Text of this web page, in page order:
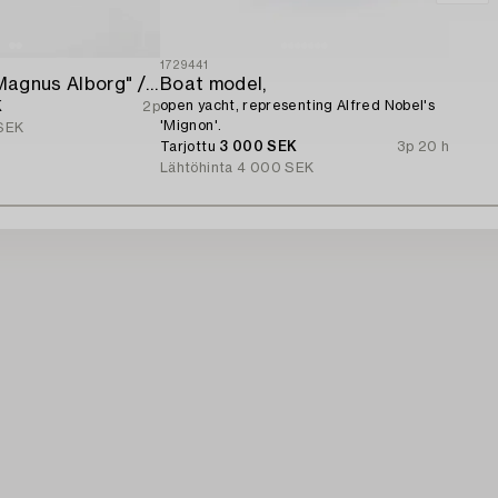
Name board "Magnus Alborg" / "Veritas XXII (Köbenhavn" Copenhan).
2p
1729441
Boat model,
open yacht, representing Alfred Nobel's
'Mignon'.
Tarjottu 3 000 SEK
3p 20 h
Lähtöhinta 4 000 SEK